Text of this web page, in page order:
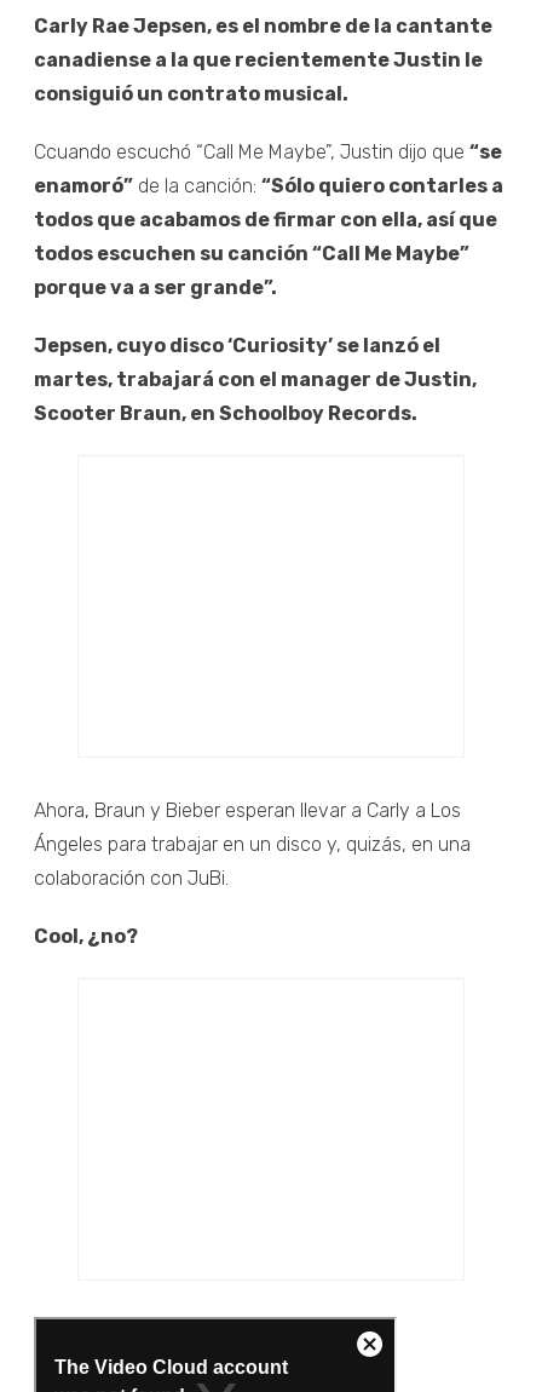
Carly Rae Jepsen, es el nombre de la cantante
canadiense a la que recientemente Justin le
consiguió un contrato musical.
Ccuando escuchó “Call Me Maybe”, Justin dijo que “se
enamoró” de la canción: “Sólo quiero contarles a
todos que acabamos de firmar con ella, así que
todos escuchen su canción “Call Me Maybe”
porque va a ser grande”.
Jepsen, cuyo disco ‘Curiosity’ se lanzó el
martes, trabajará con el manager de Justin,
Scooter Braun, en Schoolboy Records.
Ahora, Braun y Bieber esperan llevar a Carly a Los
Ángeles para trabajar en un disco y, quizás, en una
colaboración con JuBi.
Cool, ¿no?